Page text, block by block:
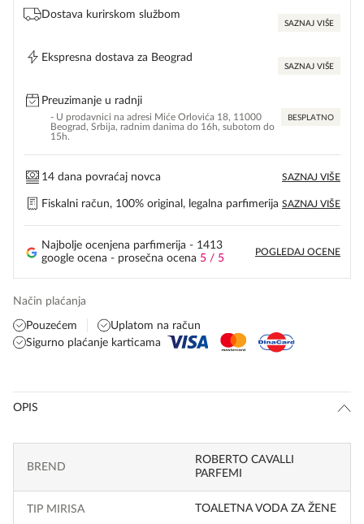
Dostava kurirskom službom
SAZNAJ VIŠE
Ekspresna dostava za Beograd
SAZNAJ VIŠE
Preuzimanje u radnji
- U prodavnici na adresi Miće Orlovića 18, 11000
Beograd, Srbija, radnim danima do 16h, subotom do
15h.
BESPLATNO
14 dana povraćaj novca SAZNAJ VIŠE
Fiskalni račun, 100% original, legalna parfimerija SAZNAJ VIŠE
Najbolje ocenjena parfimerija - 1413
google ocena - prosečna ocena 5 / 5
POGLEDAJ OCENE
Način plaćanja
Pouzećem
Uplatom na račun
Sigurno plaćanje karticama
OPIS
BREND
ROBERTO CAVALLI
PARFEMI
TIP MIRISA TOALETNA VODA ZA ŽENE